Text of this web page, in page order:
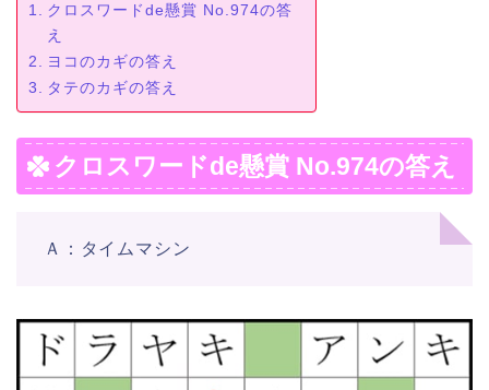
クロスワードde懸賞 No.974の答
え
ヨコのカギの答え
タテのカギの答え
クロスワードde懸賞 No.974の答え
Ａ：タイムマシン